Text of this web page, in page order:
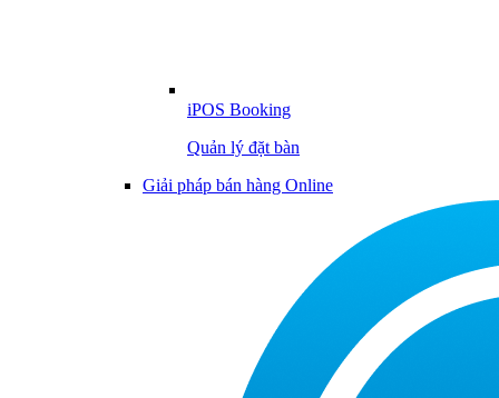
iPOS Booking
Quản lý đặt bàn
Giải pháp bán hàng Online